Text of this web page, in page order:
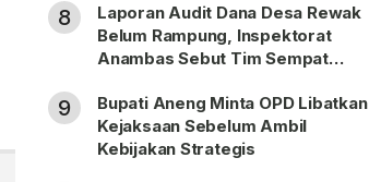
8
Laporan Audit Dana Desa Rewak
Belum Rampung, Inspektorat
Anambas Sebut Tim Sempat
9
Bupati Aneng Minta OPD Libatkan
Kejaksaan Sebelum Ambil
Kebijakan Strategis